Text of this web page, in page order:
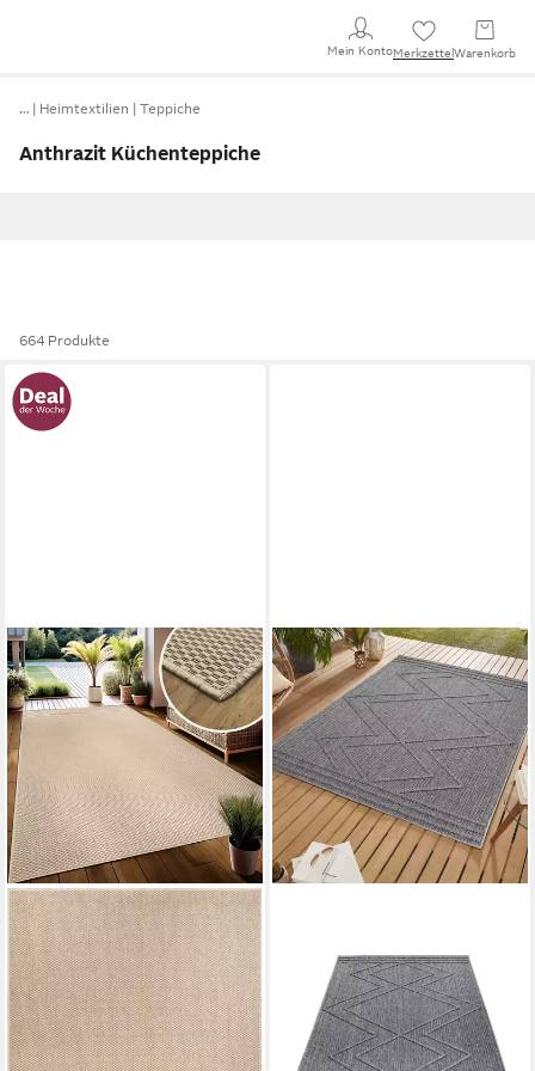
Mein KontoMerkzettel Warenkorb
… Heimtextilien Teppiche
Anthrazit Küchenteppiche
664 Produkte